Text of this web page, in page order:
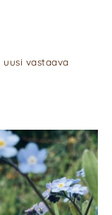
vastaava